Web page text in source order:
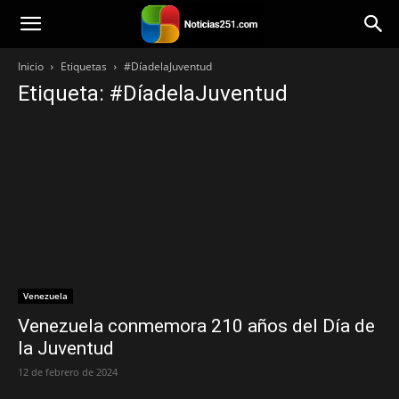
Noticias251
Inicio Etiquetas #DíadelaJuventud
Etiqueta: #DíadelaJuventud
Venezuela
Venezuela conmemora 210 años del Día de
la Juventud
12 de febrero de 2024